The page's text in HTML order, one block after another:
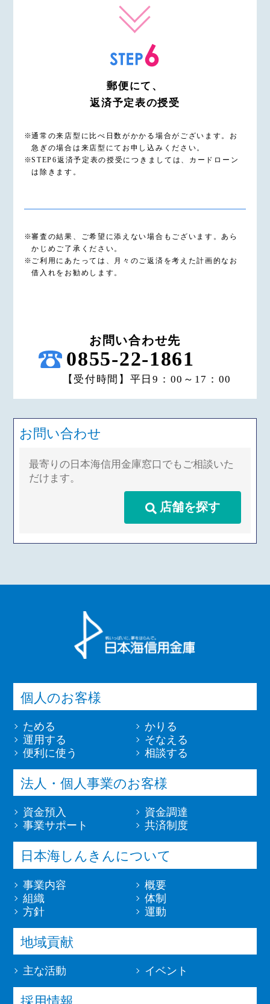
郵便にて、
返済予定表の授受
通常の来店型に比べ日数がかかる場合がございます。お
急ぎの場合は来店型にてお申し込みください。
STEP6返済予定表の授受につきましては、カードローン
は除きます。
審査の結果、ご希望に添えない場合もございます。あら
かじめご了承ください。
ご利用にあたっては、月々のご返済を考えた計画的なお
借入れをお勧めします。
お問い合わせ先
0855-22-1861
【受付時間】平日9：00～17：00
お問い合わせ
最寄りの日本海信用金庫窓口でもご相談いた
だけます。
店舗を探す
個人のお客様
ためる
かりる
運用する
そなえる
便利に使う
相談する
法人・個人事業のお客様
資金預入
資金調達
事業サポート
共済制度
日本海しんきんについて
事業内容
概要
組織
体制
方針
運動
地域貢献
主な活動 イベント